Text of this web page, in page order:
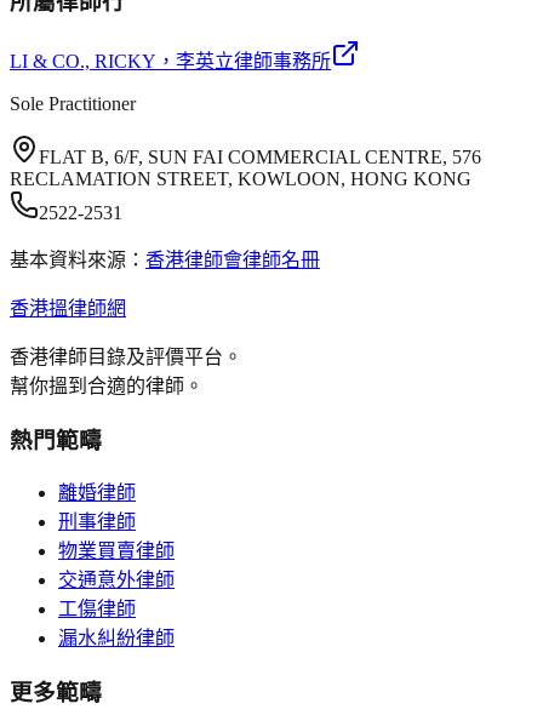
LI & CO., RICKY ，李英立律師事務所
Sole Practitioner
FLAT B, 6/F, SUN FAI COMMERCIAL CENTRE, 576
RECLAMATION STREET, KOWLOON, HONG KONG
2522-2531
基本資料來源： 香港律師會律師名冊
香港搵律師網
香港律師目錄及評價平台。
幫你搵到合適的律師。
熱門範疇
離婚律師
刑事律師
物業買賣律師
交通意外律師
工傷律師
漏水糾紛律師
更多範疇